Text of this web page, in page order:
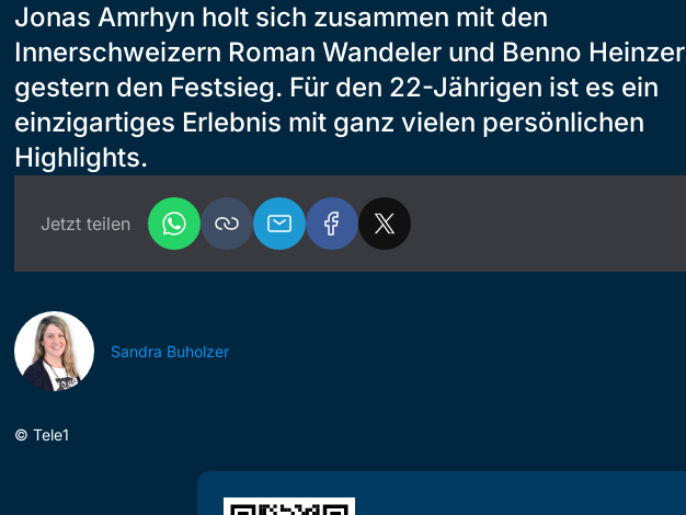
Jonas Amrhyn holt sich zusammen mit den
Innerschweizern Roman Wandeler und Benno Heinzer
gestern den Festsieg. Für den 22-Jährigen ist es ein
einzigartiges Erlebnis mit ganz vielen persönlichen
Highlights.
Jetzt teilen
Sandra Buholzer
© Tele1